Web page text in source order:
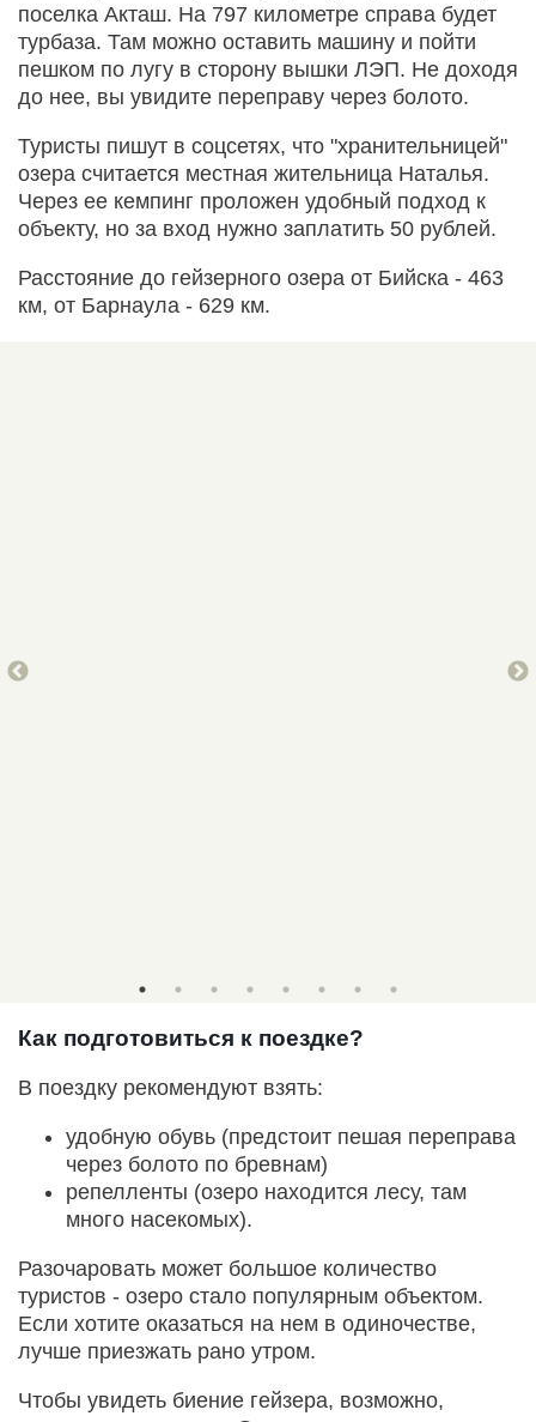
поселка Акташ. На 797 километре справа будет
турбаза. Там можно оставить машину и пойти
пешком по лугу в сторону вышки ЛЭП. Не доходя
до нее, вы увидите переправу через болото.
Туристы пишут в соцсетях, что "хранительницей"
озера считается местная жительница Наталья.
Через ее кемпинг проложен удобный подход к
объекту, но за вход нужно заплатить 50 рублей.
Расстояние до гейзерного озера от Бийска - 463
км, от Барнаула - 629 км.
Как подготовиться к поездке?
В поездку рекомендуют взять:
удобную обувь (предстоит пешая переправа
через болото по бревнам)
репелленты (озеро находится лесу, там
много насекомых).
Разочаровать может большое количество
туристов - озеро стало популярным объектом.
Если хотите оказаться на нем в одиночестве,
лучше приезжать рано утром.
Чтобы увидеть биение гейзера, возможно,